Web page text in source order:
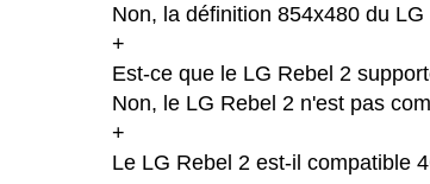
Non, la définition 854x480 du
+
Est-ce que le LG Rebel 2
Non, le LG Rebel 2 n'est pas
+
Le LG Rebel 2 est-il compatible